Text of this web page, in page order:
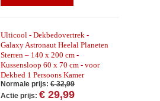
Ulticool - Dekbedovertrek -
Galaxy Astronaut Heelal Planeten
Sterren – 140 x 200 cm -
Kussensloop 60 x 70 cm - voor
Dekbed 1 Persoons Kamer
Normale prijs: € 32,99
Actie prijs: € 29,99